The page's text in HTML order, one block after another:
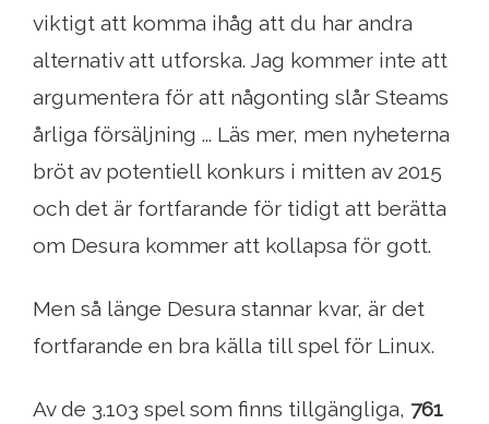
viktigt att komma ihåg att du har andra
alternativ att utforska. Jag kommer inte att
argumentera för att någonting slår Steams
årliga försäljning ... Läs mer, men nyheterna
bröt av potentiell konkurs i mitten av 2015
och det är fortfarande för tidigt att berätta
om Desura kommer att kollapsa för gott.
Men så länge Desura stannar kvar, är det
fortfarande en bra källa till spel för Linux.
Av de 3.103 spel som finns tillgängliga, 761